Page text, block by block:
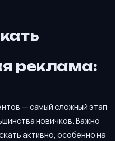
реклама:
— самый сложный этап
новичков. Важно
активно, особенно на